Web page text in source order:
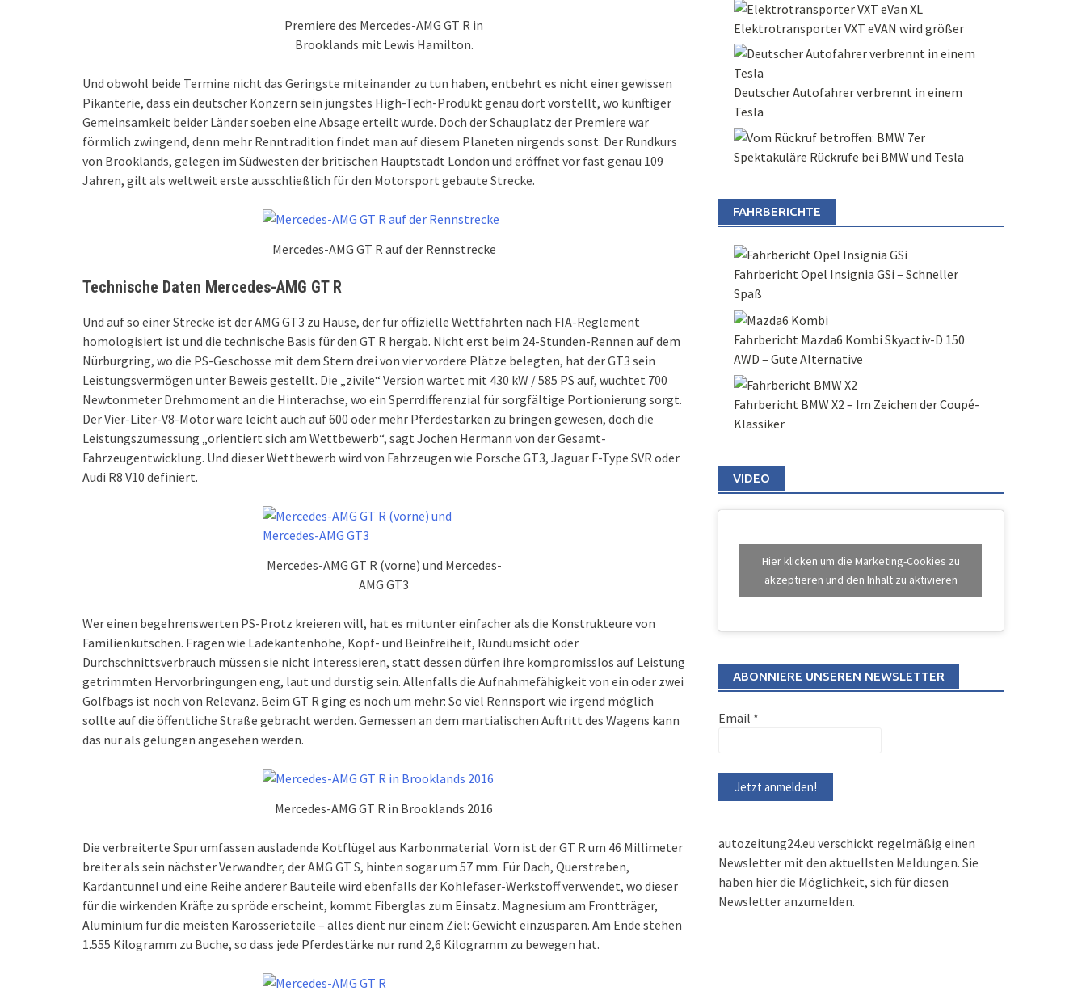
Premiere des Mercedes-AMG GT R in
Brooklands mit Lewis Hamilton.
Und obwohl beide Termine nicht das Geringste miteinander zu tun haben, entbehrt es nicht einer gewissen
Pikanterie, dass ein deutscher Konzern sein jüngstes High-Tech-Produkt genau dort vorstellt, wo künftiger
Gemeinsamkeit beider Länder soeben eine Absage erteilt wurde. Doch der Schauplatz der Premiere war
förmlich zwingend, denn mehr Renntradition findet man auf diesem Planeten nirgends sonst: Der Rundkurs
von Brooklands, gelegen im Südwesten der britischen Hauptstadt London und eröffnet vor fast genau 109
Jahren, gilt als weltweit erste ausschließlich für den Motorsport gebaute Strecke.
Mercedes-AMG GT R auf der Rennstrecke
Technische Daten Mercedes-AMG GT R
Und auf so einer Strecke ist der AMG GT3 zu Hause, der für offizielle Wettfahrten nach FIA-Reglement
homologisiert ist und die technische Basis für den GT R hergab. Nicht erst beim 24-Stunden-Rennen auf dem
Nürburgring, wo die PS-Geschosse mit dem Stern drei von vier vordere Plätze belegten, hat der GT3 sein
Leistungsvermögen unter Beweis gestellt. Die „zivile“ Version wartet mit 430 kW / 585 PS auf, wuchtet 700
Newtonmeter Drehmoment an die Hinterachse, wo ein Sperrdifferenzial für sorgfältige Portionierung sorgt.
Der Vier-Liter-V8-Motor wäre leicht auch auf 600 oder mehr Pferdestärken zu bringen gewesen, doch die
Leistungszumessung „orientiert sich am Wettbewerb“, sagt Jochen Hermann von der Gesamt-
Fahrzeugentwicklung. Und dieser Wettbewerb wird von Fahrzeugen wie Porsche GT3, Jaguar F-Type SVR oder
Audi R8 V10 definiert.
Mercedes-AMG GT R (vorne) und Mercedes-
AMG GT3
Wer einen begehrenswerten PS-Protz kreieren will, hat es mitunter einfacher als die Konstrukteure von
Familienkutschen. Fragen wie Ladekantenhöhe, Kopf- und Beinfreiheit, Rundumsicht oder
Durchschnittsverbrauch müssen sie nicht interessieren, statt dessen dürfen ihre kompromisslos auf Leistung
getrimmten Hervorbringungen eng, laut und durstig sein. Allenfalls die Aufnahmefähigkeit von ein oder zwei
Golfbags ist noch von Relevanz. Beim GT R ging es noch um mehr: So viel Rennsport wie irgend möglich
sollte auf die öffentliche Straße gebracht werden. Gemessen an dem martialischen Auftritt des Wagens kann
das nur als gelungen angesehen werden.
Mercedes-AMG GT R in Brooklands 2016
Die verbreiterte Spur umfassen ausladende Kotflügel aus Karbonmaterial. Vorn ist der GT R um 46 Millimeter
breiter als sein nächster Verwandter, der AMG GT S, hinten sogar um 57 mm. Für Dach, Querstreben,
Kardantunnel und eine Reihe anderer Bauteile wird ebenfalls der Kohlefaser-Werkstoff verwendet, wo dieser
für die wirkenden Kräfte zu spröde erscheint, kommt Fiberglas zum Einsatz. Magnesium am Frontträger,
Aluminium für die meisten Karosserieteile – alles dient nur einem Ziel: Gewicht einzusparen. Am Ende stehen
1.555 Kilogramm zu Buche, so dass jede Pferdestärke nur rund 2,6 Kilogramm zu bewegen hat.
Elektrotransporter VXT eVAN wird größer
Deutscher Autofahrer verbrennt in einem
Tesla
Spektakuläre Rückrufe bei BMW und Tesla
FAHRBERICHTE
Fahrbericht Opel Insignia GSi – Schneller
Spaß
Fahrbericht Mazda6 Kombi Skyactiv-D 150
AWD – Gute Alternative
Fahrbericht BMW X2 – Im Zeichen der Coupé-
Klassiker
VIDEO
Hier klicken um die Marketing-Cookies zu
akzeptieren und den Inhalt zu aktivieren
ABONNIERE UNSEREN NEWSLETTER
Email *
autozeitung24.eu verschickt regelmäßig einen
Newsletter mit den aktuellsten Meldungen. Sie
haben hier die Möglichkeit, sich für diesen
Newsletter anzumelden.